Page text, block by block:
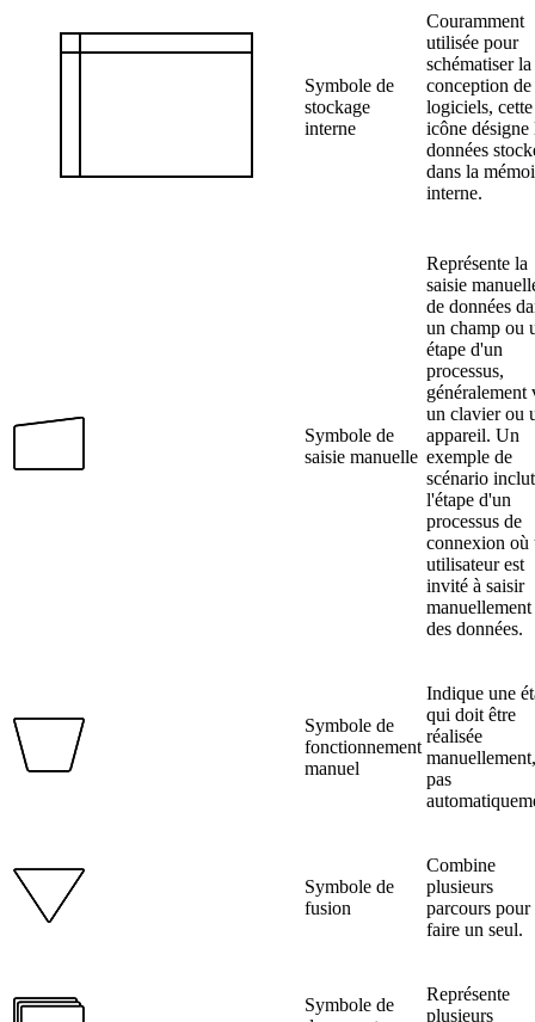
Symbole de
stockage
interne
Couramment
utilisée pour
schématiser la
conception de
logiciels, cette
icône désigne
données
dans la
interne.
Symbole de
saisie manuelle
Représente la
saisie
de données
un champ ou
étape d'un
processus,
généralement
un clavier ou
appareil. Un
exemple de
scénario inclut
l'étape d'un
processus de
connexion où
utilisateur est
invité à saisir
manuellement
des données.
Symbole de
fonctionnement
manuel
Indique une
qui doit être
réalisée
manuellement,
pas
Symbole de
fusion
Combine
plusieurs
parcours pour
faire un seul.
Symbole de
Représente
plusieurs